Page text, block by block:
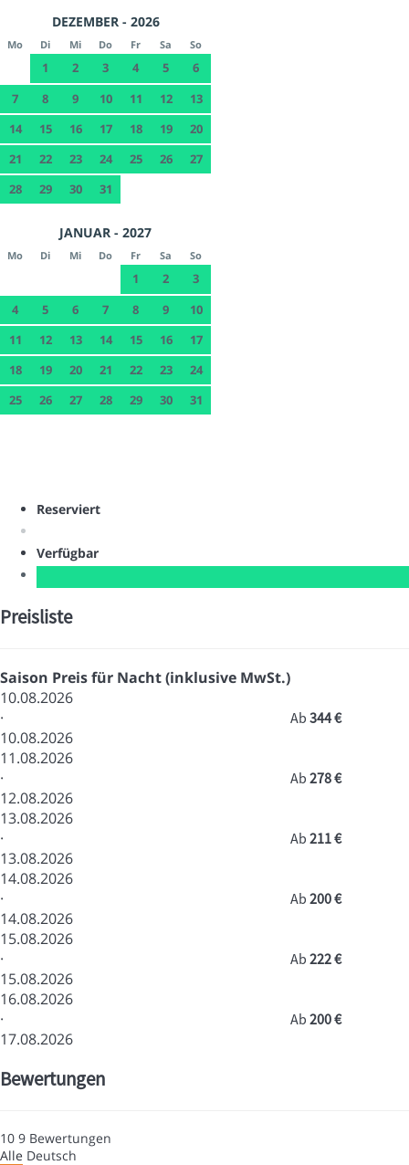
DEZEMBER - 2026
Mo Di Mi Do Fr Sa So
1 2 3 4 5
6
7
8 9 10 11 12
13
14
15 16 17 18 19
20
21
22 23 24 25 26
27
28
29 30 31
JANUAR - 2027
Mo Di Mi Do Fr Sa So
1 2
3
4
5 6 7 8 9
10
11
12 13 14 15 16
17
18
19 20 21 22 23
24
25
26 27 28 29 30 31
Reserviert
Verfügbar
Preisliste
Saison Preis für Nacht (inklusive MwSt.)
10.08.2026
·
10.08.2026
Ab 344 €
11.08.2026
·
12.08.2026
Ab 278 €
13.08.2026
·
13.08.2026
Ab 211 €
14.08.2026
·
14.08.2026
Ab 200 €
15.08.2026
·
15.08.2026
Ab 222 €
16.08.2026
·
17.08.2026
Ab 200 €
Bewertungen
10 9 Bewertungen
Alle Deutsch